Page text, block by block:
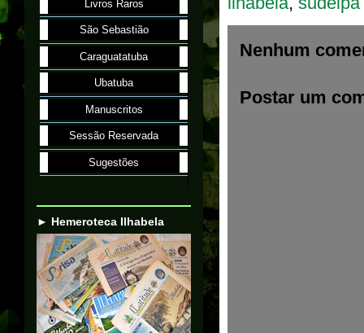
Nenhum
Postar um
Livros Raros
São Sebastião
Caraguatatuba
Ubatuba
Manuscritos
Sessão Reservada
Sugestões
► Hemeroteca Ilhabela